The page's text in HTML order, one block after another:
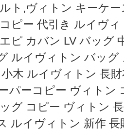
ト,ヴィトン キーケ
ピー 代引き ルイヴ
ピ カバン LV バッグ
ルイヴィトン バッ
小木 ルイヴィトン 長
パーコピー ヴィトン
グ コピー ヴィトン
ルイヴィトン 新作